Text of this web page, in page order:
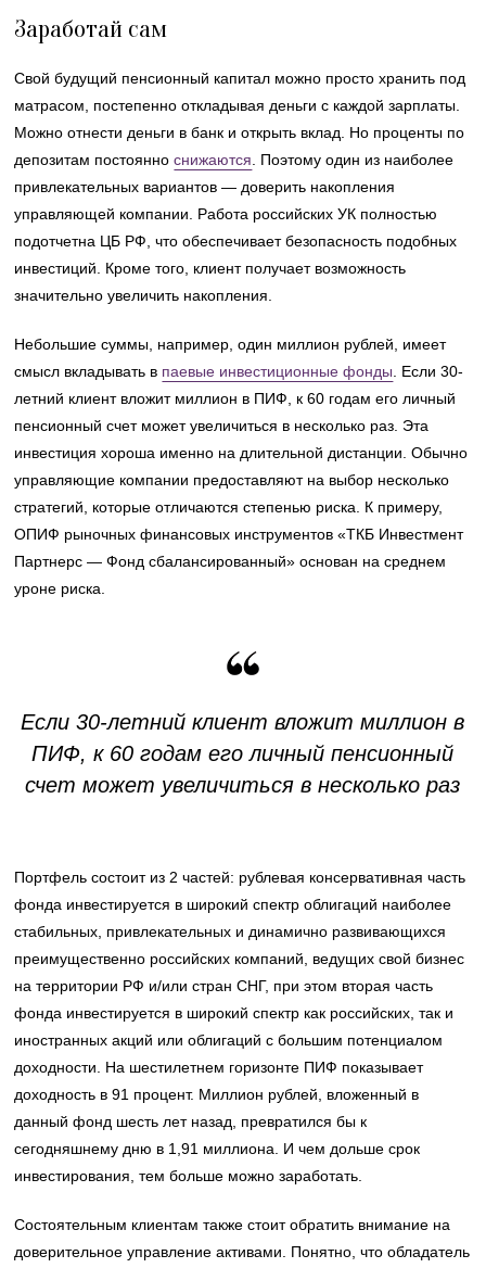
Заработай сам
Свой будущий пенсионный капитал можно просто хранить под
матрасом, постепенно откладывая деньги с каждой зарплаты.
Можно отнести деньги в банк и открыть вклад. Но проценты по
депозитам постоянноснижаются . Поэтому один из наиболее
привлекательных вариантов — доверить накопления
управляющей компании. Работа российских УК полностью
подотчетна ЦБ РФ, что обеспечивает безопасность подобных
инвестиций. Кроме того, клиент получает возможность
значительно увеличить накопления.
Небольшие суммы, например, один миллион рублей, имеет
смысл вкладывать в паевые инвестиционные фонды . Если 30-
летний клиент вложит миллион в ПИФ, к 60 годам его личный
пенсионный счет может увеличиться в несколько раз. Эта
инвестиция хороша именно на длительной дистанции. Обычно
управляющие компании предоставляют на выбор несколько
стратегий, которые отличаются степенью риска. К примеру,
ОПИФ рыночных финансовых инструментов «ТКБ Инвестмент
Партнерс — Фонд сбалансированный» основан на среднем
уроне риска.
Если 30-летний клиент вложит миллион в
ПИФ, к 60 годам его личный пенсионный
счет может увеличиться в несколько раз
Портфель состоит из 2 частей: рублевая консервативная часть
фонда инвестируется в широкий спектр облигаций наиболее
стабильных, привлекательных и динамично развивающихся
преимущественно российских компаний, ведущих свой бизнес
на территории РФ и/или стран СНГ, при этом вторая часть
фонда инвестируется в широкий спектр как российских, так и
иностранных акций или облигаций с большим потенциалом
доходности. На шестилетнем горизонте ПИФ показывает
доходность в 91 процент. Миллион рублей, вложенный в
данный фонд шесть лет назад, превратился бы к
сегодняшнему дню в 1,91 миллиона. И чем дольше срок
инвестирования, тем больше можно заработать.
Состоятельным клиентам также стоит обратить внимание на
доверительное управление активами. Понятно, что обладатель